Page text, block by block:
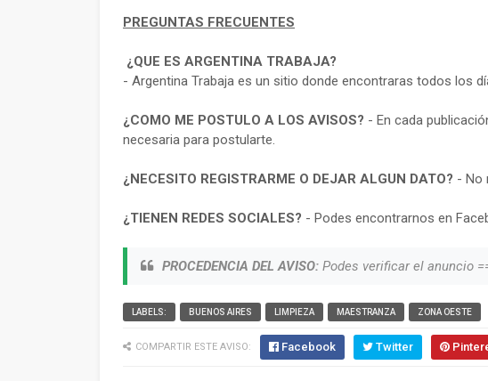
PREGUNTAS FRECUENTES
¿QUE ES ARGENTINA TRABAJA?
- Argentina Trabaja es un sitio donde encontraras todos los
¿COMO ME POSTULO A LOS AVISOS? - En cada
necesaria para postularte.
¿NECESITO REGISTRARME O DEJAR ALGUN DATO? - No
¿TIENEN REDES SOCIALES? - Podes encontrarnos en
PROCEDENCIA DEL AVISO: Podes verificar el anuncio
LABELS: BUENOS AIRES LIMPIEZA MAESTRANZA ZONA OESTE
COMPARTIR ESTE AVISO: Facebook Twitter